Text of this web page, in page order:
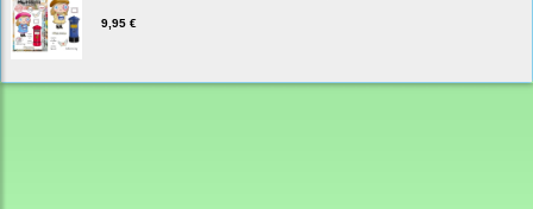
9,95 €